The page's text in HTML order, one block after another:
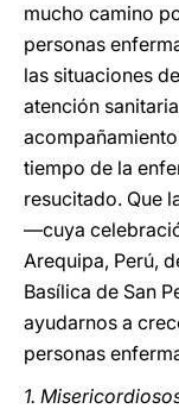
mucho camino
personas
las situaciones
atención
tiempo de la
resucitado. Que
—cuya
Arequipa, Perú,
Basílica de San
ayudarnos a
personas
1.